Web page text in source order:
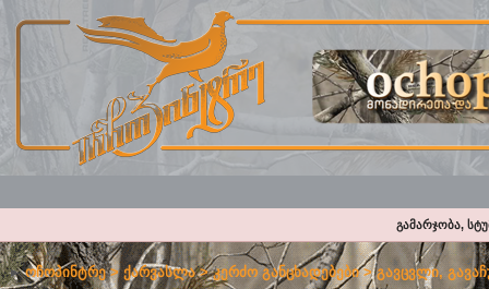
გამარჯობა,
ოჩოპინტრე>ქარვასლა>კერძო განცხადებები>გავცვლი,